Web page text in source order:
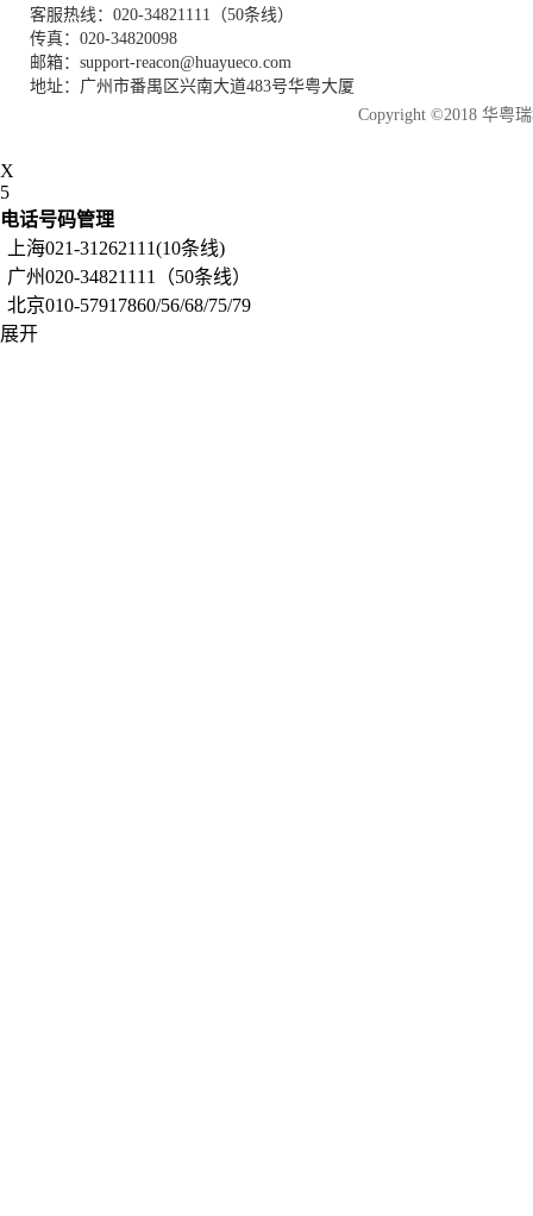
客服热线：020-34821111（50条线）
传真：020-34820098
邮箱：support-reacon@huayueco.com
地址：广州市番禺区兴南大道483号华粤大厦
Copyright ©2018 华粤
X
5
电话号码管理
上海021-31262111(10条线)
广州020-34821111（50条线）
北京010-57917860/56/68/75/79
展开